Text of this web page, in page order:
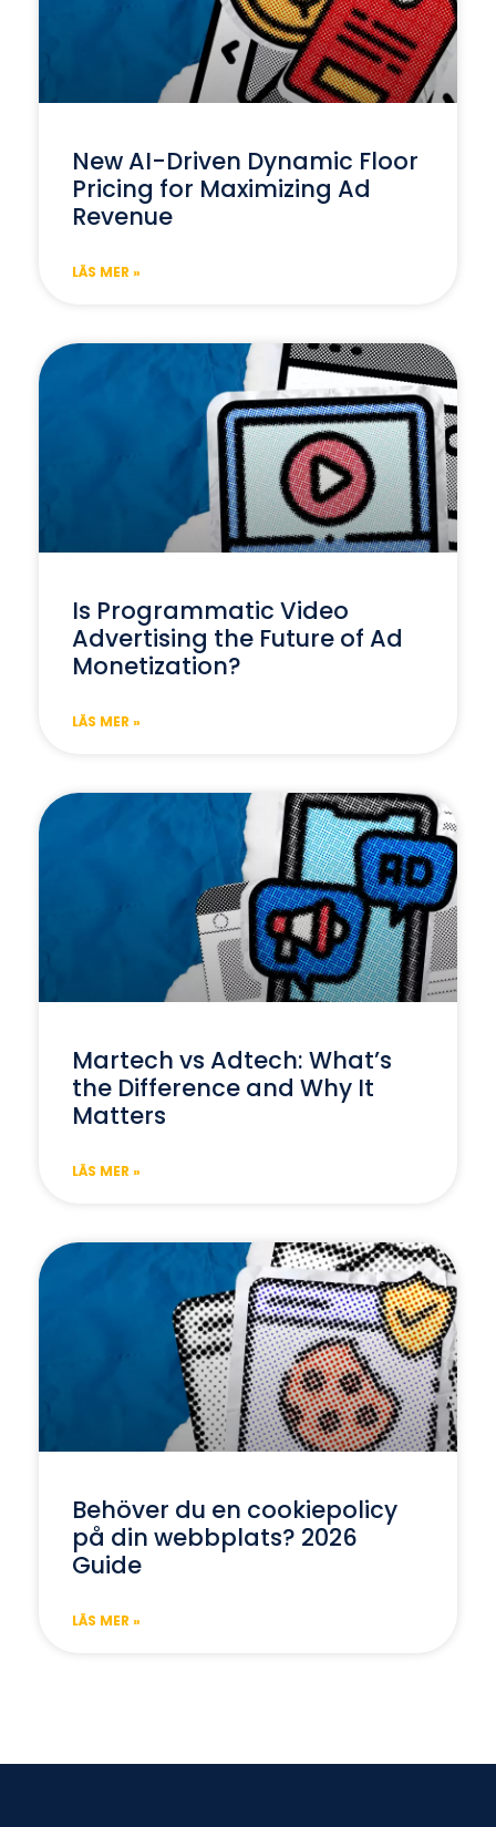
New AI-Driven Dynamic Floor
Pricing for Maximizing Ad
Revenue
LÄS MER »
Is Programmatic Video
Advertising the Future of Ad
Monetization?
LÄS MER »
Martech vs Adtech: What’s
the Difference and Why It
Matters
LÄS MER »
Behöver du en cookiepolicy
på din webbplats? 2026
Guide
LÄS MER »